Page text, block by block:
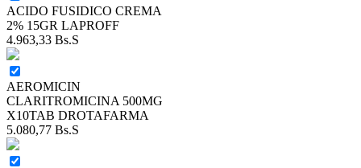
ACIDO FUSIDICO CREMA
2% 15GR LAPROFF
4.963,33 Bs.S
AEROMICIN
CLARITROMICINA 500MG
X10TAB DROTAFARMA
5.080,77 Bs.S